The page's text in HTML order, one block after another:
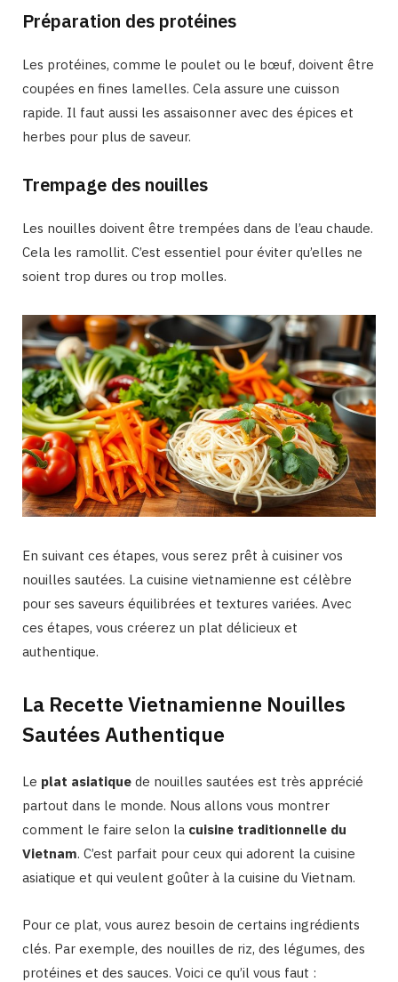
Préparation des protéines
Les protéines, comme le poulet ou le bœuf, doivent être
coupées en fines lamelles. Cela assure une cuisson
rapide. Il faut aussi les assaisonner avec des épices et
herbes pour plus de saveur.
Trempage des nouilles
Les nouilles doivent être trempées dans de l’eau chaude.
Cela les ramollit. C’est essentiel pour éviter qu’elles ne
soient trop dures ou trop molles.
En suivant ces étapes, vous serez prêt à cuisiner vos
nouilles sautées. La cuisine vietnamienne est célèbre
pour ses saveurs équilibrées et textures variées. Avec
ces étapes, vous créerez un plat délicieux et
authentique.
La Recette Vietnamienne Nouilles
Sautées Authentique
Le plat asiatique de nouilles sautées est très apprécié
partout dans le monde. Nous allons vous montrer
comment le faire selon la cuisine traditionnelle du
Vietnam. C’est parfait pour ceux qui adorent la cuisine
asiatique et qui veulent goûter à la cuisine du Vietnam.
Pour ce plat, vous aurez besoin de certains ingrédients
clés. Par exemple, des nouilles de riz, des légumes, des
protéines et des sauces. Voici ce qu’il vous faut :